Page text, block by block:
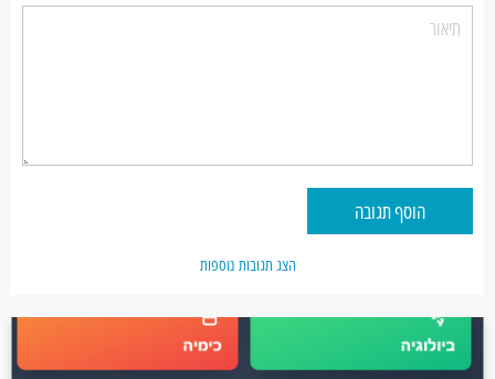
הוסף תגובה
הצג תגובות נוספות